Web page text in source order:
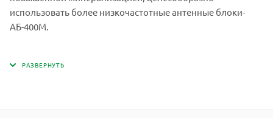
использовать более низкочастотные антенные блоки-
АБ-400М.